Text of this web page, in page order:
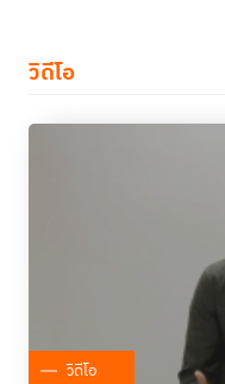
วิดีโอ
วิดีโอ